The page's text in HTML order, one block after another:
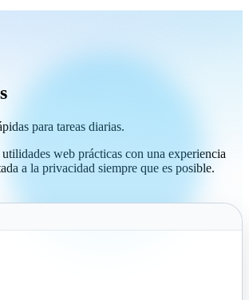
para tareas diarias.
web prácticas con una experiencia
a la privacidad siempre que es posible.